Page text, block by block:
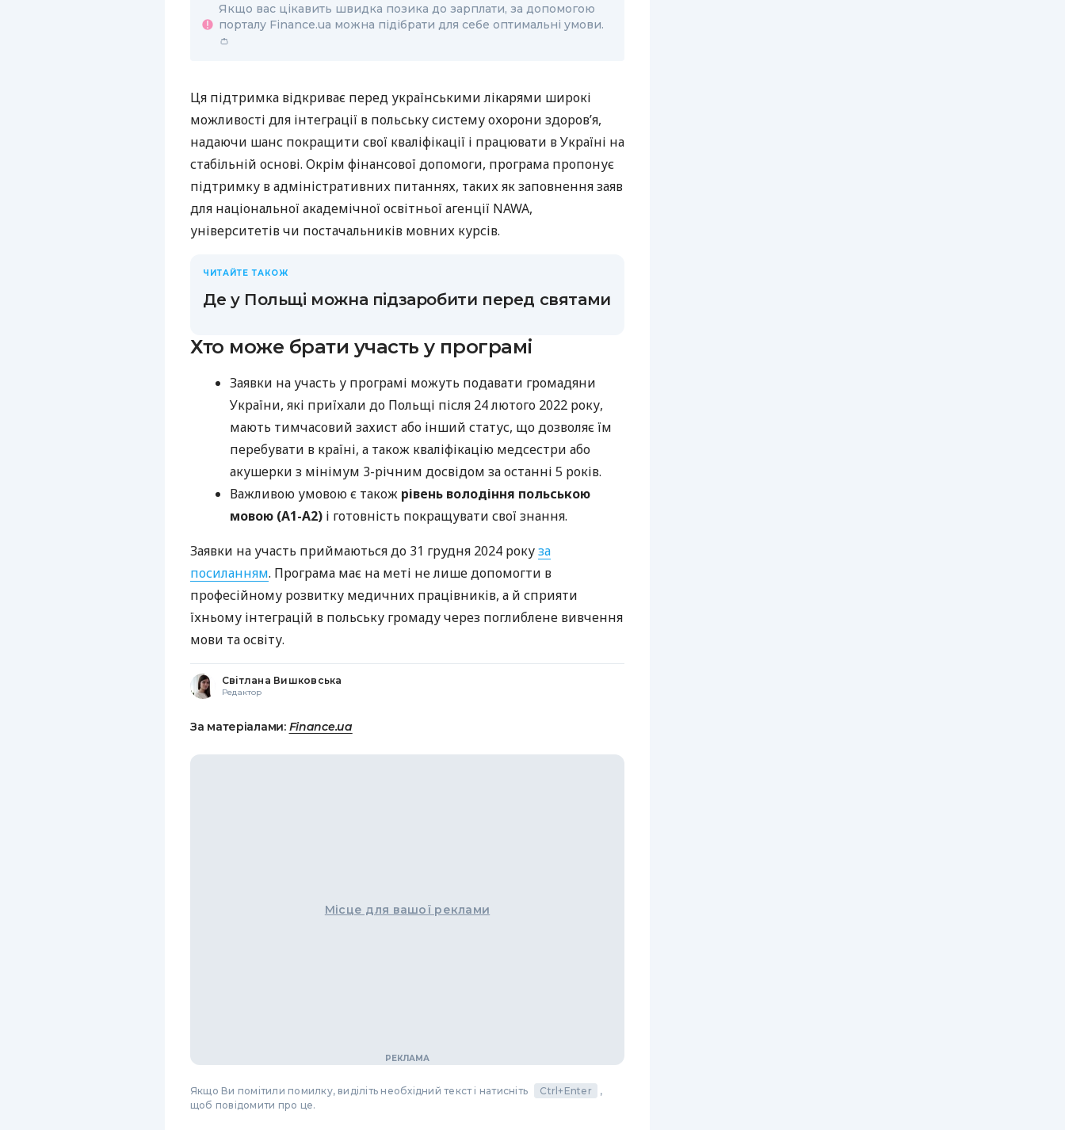
Якщо вас цікавить швидка позика до зарплати, за допомогою
порталу Finance.ua можна підібрати для себе оптимальні умови.
👛
Ця підтримка відкриває перед українськими лікарями широкі
можливості для інтеграції в польську систему охорони здоров’я,
надаючи шанс покращити свої кваліфікації і працювати в Україні на
стабільній основі. Окрім фінансової допомоги, програма пропонує
підтримку в адміністративних питаннях, таких як заповнення заяв
для національної академічної освітньої агенції NAWA,
університетів чи постачальників мовних курсів.
ЧИТАЙТЕ ТАКОЖ
Де у Польщі можна підзаробити перед святами
Хто може брати участь у програмі
Заявки на участь у програмі можуть подавати громадяни
України, які приїхали до Польщі після 24 лютого 2022 року,
мають тимчасовий захист або інший статус, що дозволяє їм
перебувати в країні, а також кваліфікацію медсестри або
акушерки з мінімум 3-річним досвідом за останні 5 років.
Важливою умовою є також рівень володіння польською
мовою (A1-A2) і готовність покращувати свої знання.
Заявки на участь приймаються до 31 грудня 2024 рокуза
посиланням. Програма має на меті не лише допомогти в
професійному розвитку медичних працівників, а й сприяти
їхньому інтеграцій в польську громаду через поглиблене вивчення
мови та освіту.
Світлана Вишковська
Редактор
За матеріалами: Finance.ua
Місце для вашої реклами
Якщо Ви помітили помилку, виділіть необхідний текст і натисніть Ctrl+Enter
,
щоб повідомити про це.